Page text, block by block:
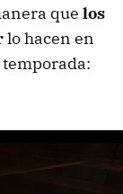
que los
lo hacen en